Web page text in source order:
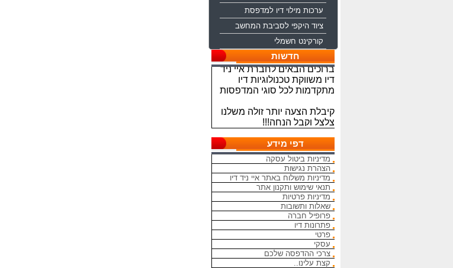
ערכות מילוי דיו למדפסת
ציוד היקפי לסביבת המחשב
קורקינט חשמלי
חדשות
ברוכים הבאים לחברת איי ניד
דיו משווקת טכנולוגיות דיו
מתקדמות לכל סוגי המדפסות
צלצל וקבל הנחה!!!
בארץ בראשי הדיו והטונרים
התואמים, יש אפשרות למשלוח
מהיום להיום
המחירים באתר אינם סופיים,יש
הנחה על קניה כמותית פרטים
במרכז ההזמנות
מאמינים אך ורק ביחס אישי
הוגן ובהקשבה
ללקוחות.בזכותכם הצלחתנו
דפי מידע
מדיניות ביטול עסקה
הצהרת נגישות
מדיניות משלוח באתר איי ניד דיו
תנאי שימוש ותקנון אתר
מדיניות פרטיות
שאלות ותשובות
פרופיל חברה
פתרונות דיו
פרטי
עסקי
צרכי ההדפסה שלכם
קצת עלינו..